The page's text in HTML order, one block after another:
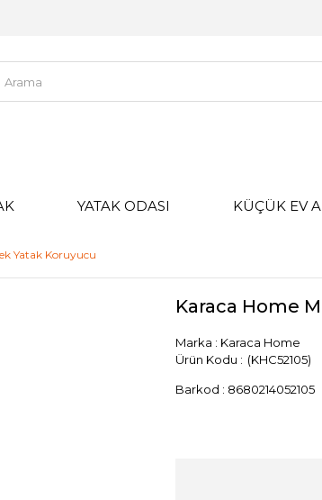
YATAK ODASI KÜÇÜK EV
Yatak Koruyucu
Karaca Home
Marka : Karaca Home
(KHC52105)
Barkod : 8680214052105